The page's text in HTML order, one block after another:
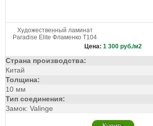
Художественный ламинат
Paradise Elite Фламенко Т104
Цена: 1 300 руб./м2
Страна производства:
Китай
Толщина:
10 мм
Тип соединения:
Замок: Valinge